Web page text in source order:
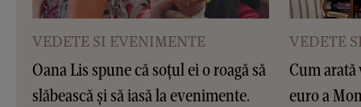
VEDETE SI EVENIMENTE
Oana Lis spune că soțul ei o roagă să
slăbească și să iasă la evenimente.
VEDETE
Cum arată
euro a